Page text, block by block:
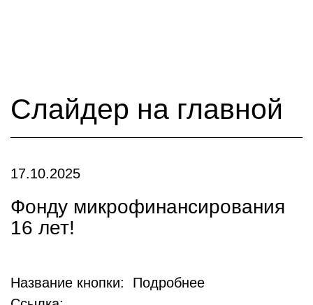
Слайдер на главной
17.10.2025
Фонду микрофинансирования
16 лет!
Название кнопки: Подробнее